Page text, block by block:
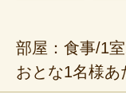
部屋：食事/1
おとな1名様あ